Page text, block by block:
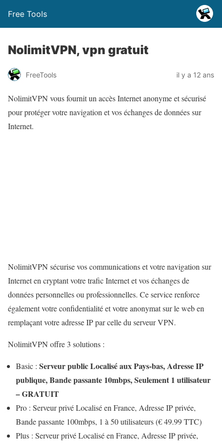
Free Tools
NolimitVPN, vpn gratuit
FreeTools il y a 12 ans
NolimitVPN vous fournit un accès Internet anonyme et sécurisé
pour protéger votre navigation et vos échanges de données sur
Internet.
NolimitVPN sécurise vos communications et votre navigation sur
Internet en cryptant votre trafic Internet et vos échanges de
données personnelles ou professionnelles. Ce service renforce
également votre confidentialité et votre anonymat sur le web en
remplaçant votre adresse IP par celle du serveur VPN.
NolimitVPN offre 3 solutions :
Basic : Serveur public Localisé aux Pays-bas, Adresse IP
publique, Bande passante 10mbps, Seulement 1 utilisateur
– GRATUIT
Pro : Serveur privé Localisé en France, Adresse IP privée,
Bande passante 100mbps, 1 à 50 utilisateurs (€ 49.99 TTC)
Plus : Serveur privé Localisé en France, Adresse IP privée,